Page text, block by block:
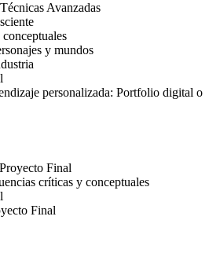
Avanzadas
y mundos
personalizada: Portfolio digital o
Final
críticas y conceptuales
Final